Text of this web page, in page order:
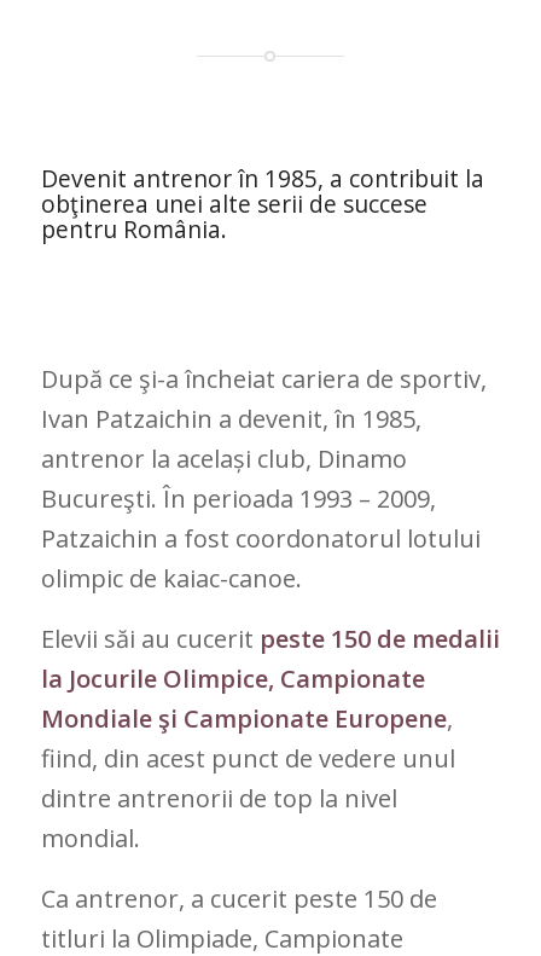
Devenit antrenor în 1985, a contribuit la
obţinerea unei alte serii de succese
pentru România.
După ce şi-a încheiat cariera de sportiv,
Ivan Patzaichin a devenit, în 1985,
antrenor la același club, Dinamo
Bucureşti. În perioada 1993 – 2009,
Patzaichin a fost coordonatorul lotului
olimpic de kaiac-canoe.
Elevii săi au cucerit peste 150 de medalii
la Jocurile Olimpice, Campionate
Mondiale şi Campionate Europene,
fiind, din acest punct de vedere unul
dintre antrenorii de top la nivel
mondial.
Ca antrenor, a cucerit peste 150 de
titluri la Olimpiade, Campionate